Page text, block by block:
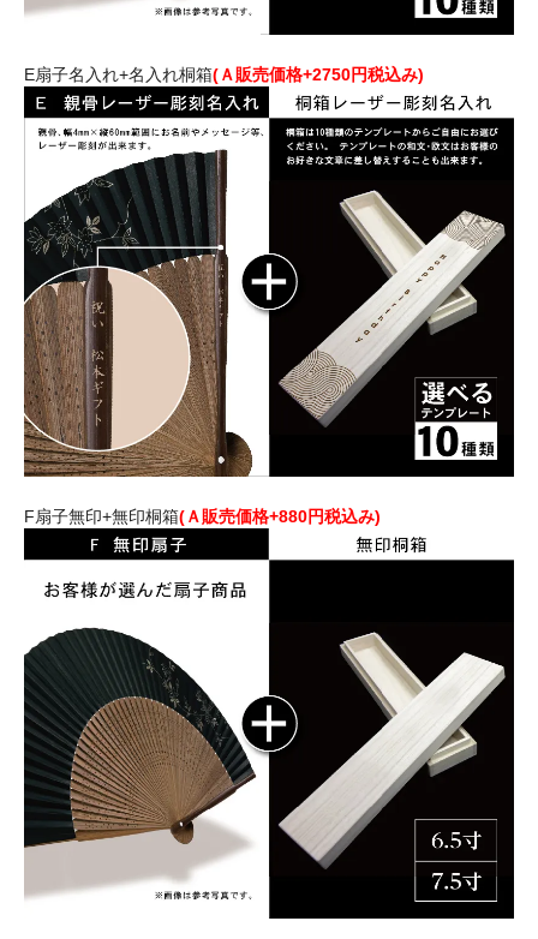
E扇子名入れ+名入れ桐箱(Ａ販売価格+2750円税込み)
F扇子無印+無印桐箱(Ａ販売価格+880円税込み)